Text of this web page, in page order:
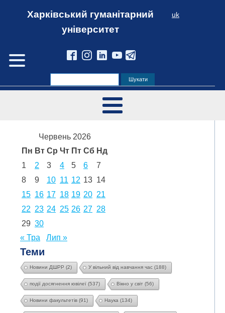
Харківський гуманітарний
університет
uk
Червень 2026
Пн Вт Ср Чт Пт Сб Нд
1
2 3 4 5 6
7
8
9 10 11 12 13 14
15 16 17 18 19 20 21
22 23 24 25 26 27 28
29 30
« Тра
Лип »
Теми
Новини ДШРР (2) У вільний від навчання час (188)
події досягнення ювілеї (537) Вікно у світ (56)
Новини факультетів (91) Наука (134)